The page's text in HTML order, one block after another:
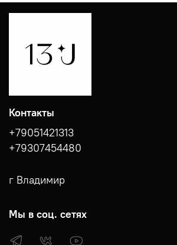
Контакты
+79051421313
+79307454480
г Владимир
Мы в соц. сетях